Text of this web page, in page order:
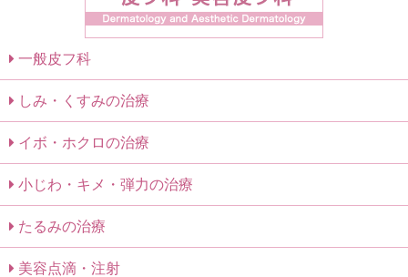
一般皮フ科
しみ・くすみの治療
イボ・ホクロの治療
小じわ・キメ・弾力の治療
たるみの治療
美容点滴・注射